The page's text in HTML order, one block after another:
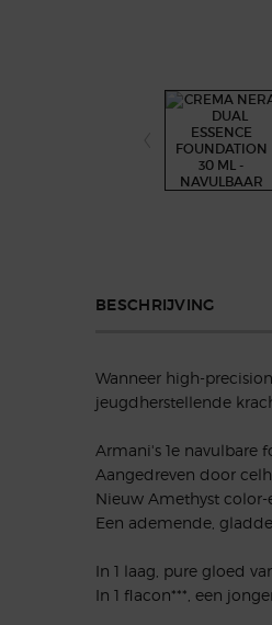
BESCHRIJVING
Wanneer high-
jeugdherstellende
Armani's 1e navulbare
Aangedreven door
Nieuw Amethyst
Een ademende,
In 1 laag, pure gloed
In 1 flacon***, een